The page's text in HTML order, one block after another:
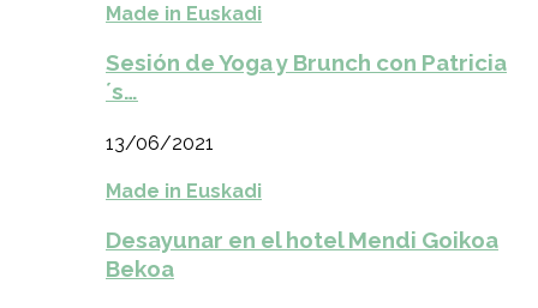
Made in Euskadi
Sesión de Yoga y Brunch con Patricia
´s…
13/06/2021
Made in Euskadi
Desayunar en el hotel Mendi Goikoa
Bekoa